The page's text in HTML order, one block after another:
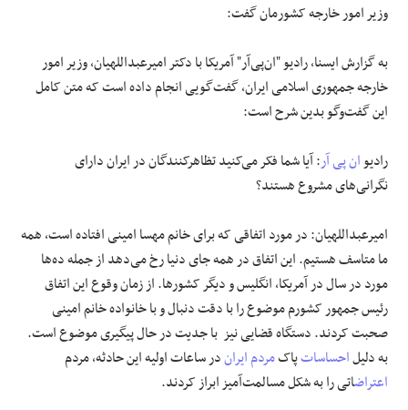
وزیر امور خارجه کشورمان گفت:
به گزارش ایسنا، رادیو "ان‌پی‌آر" آمریکا با دکتر امیرعبداللهیان، وزیر امور
خارجه جمهوری اسلامی ایران، گفت‌گویی انجام داده است که متن کامل
این گفت‌وگو بدین شرح است:
رادیوان پی آر: آیا شما فکر می‌کنید تظاهرکنندگان در ایران دارای
نگرانی‌های مشروع هستند؟
امیرعبداللهیان: در مورد اتفاقی که برای خانم مهسا امینی افتاده است، همه
ما متاسف هستیم. این اتفاق در همه جای دنیا رخ می‌دهد از جمله ده‌ها
مورد در سال در آمریکا، انگلیس و دیگر کشورها. از زمان وقوع این اتفاق
رئیس جمهور کشورم موضوع را با دقت دنبال و با خانواده خانم امینی
صحبت کردند. دستگاه قضایی نیز با جدیت در حال پیگیری موضوع است.
به دلیلاحساساتپاکمردم ایراندر ساعات اولیه این حادثه، مردم
اعتراضاتی را به شکل مسالمت‌آمیز ابراز کردند.